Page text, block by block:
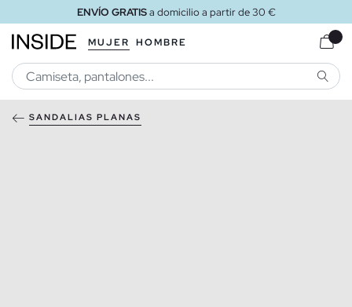
ENVÍO GRATISa domicilio a partir de 30 €
MUJER HOMBRE
SANDALIAS PLANAS